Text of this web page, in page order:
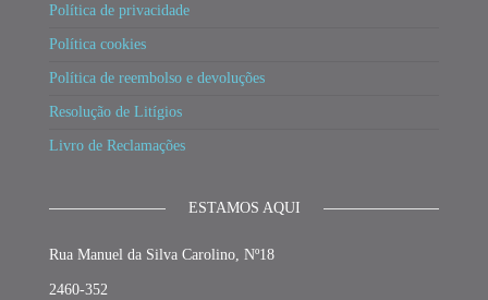
Política de privacidade
Política cookies
Política de reembolso e devoluções
Resolução de Litígios
Livro de Reclamações
ESTAMOS AQUI
Rua Manuel da Silva Carolino, Nº18
2460-352